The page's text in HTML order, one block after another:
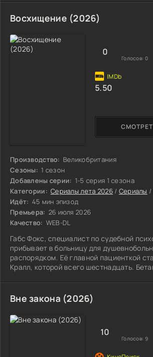
Цзи Цзянь (Оу Хао) покидает военную
виной серьёзное происшествие на
Сюй Лин Цзюнь верит в Го и помогает
новом посту Го быстро доказывает, что
стратегическим умом и лидерскими
Восхищение (2026)
Производство: Великобритания
Сезоны: 1 сезон
Добавлены серии: 1-5 серия 1 сезона
Категории: Сериалы лета 2026/ Сериалы /
Идёт: 45 мин эпизод
Премьера: 26 июля 2026
Качество: WEB-DL
Габс Фокс, специалист по судебной
прибывает в больницу для
распорядком. Её главной пациенткой
Кралл, которой всего шестнадцать.
не согласна с приговором. Девушка
отца, Леонарда, обаятельного
религиозного течения. Бетани сообщает
экстрасенсорном даре — способности
предугадывать природные бедствия. Что
0
Голосов: 0
5.50
Вне закона (2026)
10
Голосов: 9